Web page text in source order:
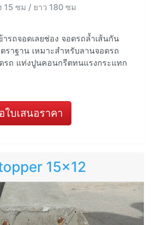
15 ซม / ยาว 180 ซม
รถจอดเลยช่อง จอดรถล้ำเส้นกัน
าฐาน เหมาะสำหรับลานจอดรถ
รถ แท่งปูนคอนกรีตทนแรงกระแทก
บเสนอราคา
15x12